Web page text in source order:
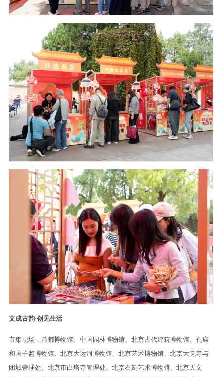
文成古韵·创见生活
市集现场，首都博物馆、中国园林博物馆、北京古代建筑博物馆、孔庙
和国子监博物馆、北京大运河博物馆、北京艺术博物馆、北京大觉寺与
团城管理处、北京市白塔寺管理处、北京石刻艺术博物馆、北京天文